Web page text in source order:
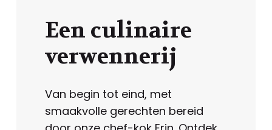
Een culinaire
verwennerij
Van begin tot eind, met
smaakvolle gerechten bereid